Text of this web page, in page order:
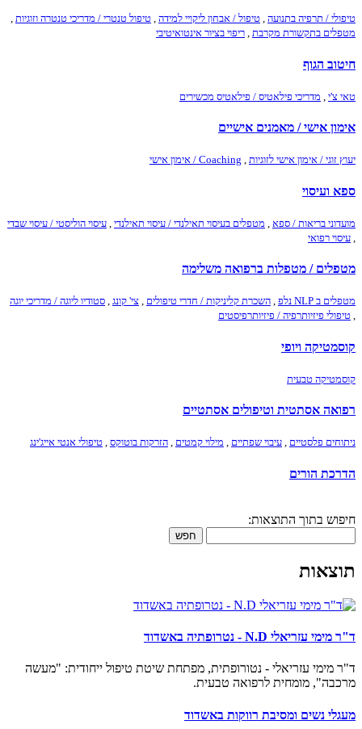
טיפולי / תרפיה בתנועה , טיפול / אבחון ליקויי למידה , טיפול טנטרי / מדריכי טנטרה וזוגיות ,
מטפלים בתקשורת מקרבת , ריפוי בציור אינטואיטיבי
חיטוב הגוף
טאי צ'י מדריכי פילאטיס / פילאטיס מכשירים
אימון אישי / מאמנים אישיים
יעוץ זוגי / אימון אישי לזוגיות , Coaching / אימון אישי
ספא ועיסוי
מועדוני בריאות / ספא מטפלים בעיסוי תאילנדי / עיסוי תאילנדי עיסוי הוליסטי / עיסוי שבדי
עיסוי רפואי
מטפלים / מטפלות ברפואה משלימה
מטפלים ב NLP נלפ , השכרת קליניקות / חדרי טיפולים , צי' קונג , סטודיו ליוגה / מדריכי יוגה
, טיפולי פיזיותרפיה / פיזיותרפיסטים
קוסמטיקה ויופי
קוסמטיקה טבעית
רפואה אסתטית וטיפולים אסתטיים
ניתוחים פלסטיים , עיבוי שפתיים , מילוי קמטים , הזרקות בוטוקס , טיפולי אנטי אייג'ינג
הדרכת הורים
חיפוש בתוך התוצאות:
חפש
תוצאות
ד"ר מימי עזריאלי N.D - נטרופתיה באשדוד
ד"ר מימי עזריאלי - נטורופתית, מפתחת שיטת טיפול ייחודית: "מעשה
מרכבה", מומחית לרפואה טבעית.
מעגלי נשים ומסיבת רווקות באשדוד